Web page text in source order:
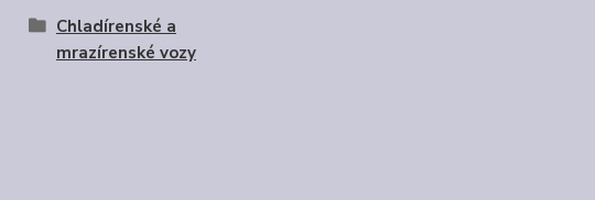
Chladírenské a
mrazírenské vozy